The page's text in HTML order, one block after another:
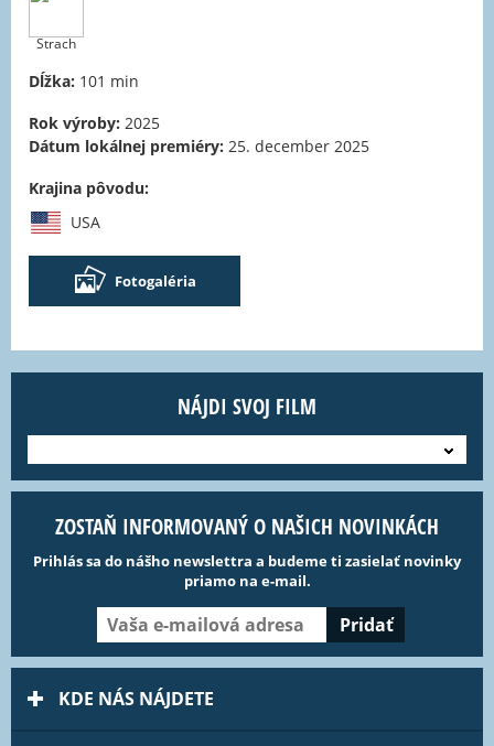
Strach
Dĺžka: 101 min
Rok výroby: 2025
Dátum lokálnej premiéry: 25. december 2025
Krajina pôvodu:
USA
Fotogaléria
NÁJDI SVOJ FILM
ZOSTAŇ INFORMOVANÝ O NAŠICH NOVINKÁCH
Prihlás sa do nášho newslettra a budeme ti zasielať novinky
priamo na e-mail.
KDE NÁS NÁJDETE